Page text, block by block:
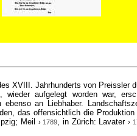
XVIII. Jahrhunderts von Preissler
wieder aufgelegt worden war,
an Liebhaber.
das offensichtlich die
Meil
› 1789, in Zürich: Lavater›